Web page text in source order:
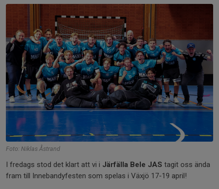
Foto: Niklas Åstrand
I fredags stod det klart att vi i Järfälla Bele JAS tagit oss ända
fram till Innebandyfesten som spelas i Växjö 17-19 april!